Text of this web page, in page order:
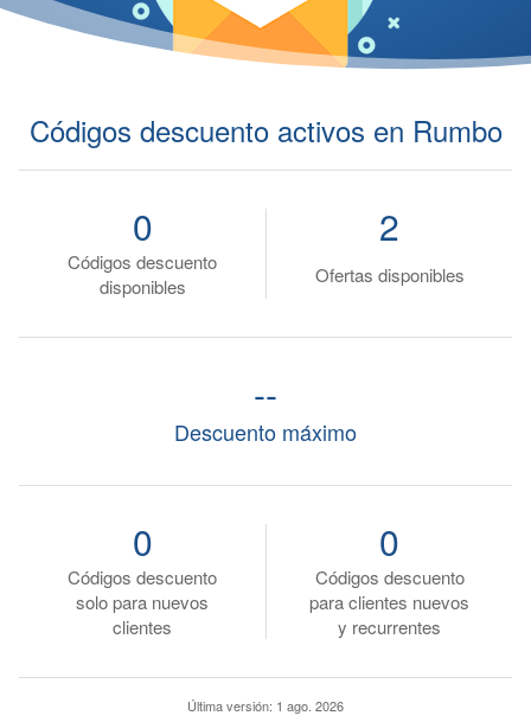
Códigos descuento activos en Rumbo
Códigos descuento
disponibles
0
Ofertas disponibles
2
Descuento máximo
--
Códigos descuento
solo para nuevos
clientes
0
Códigos descuento
para clientes nuevos
y recurrentes
0
Última versión: 1 ago. 2026